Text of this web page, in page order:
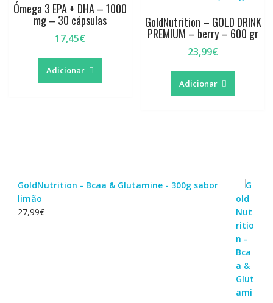
Ómega 3 EPA + DHA – 1000
mg – 30 cápsulas
17,45€
Adicionar
GoldNutrition – GOLD DRINK
PREMIUM – berry – 600 gr
23,99€
Adicionar
GoldNutrition - Bcaa & Glutamine - 300g sabor
limão
27,99€